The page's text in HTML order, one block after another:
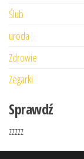
Ślub
uroda
Zdrowie
Zegarki
Sprawdź
zzzzz